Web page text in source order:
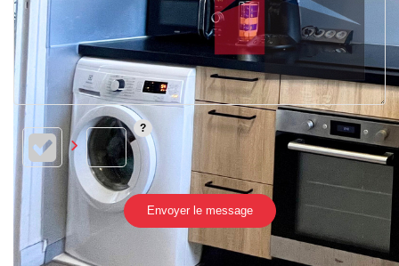
Envoyer le message